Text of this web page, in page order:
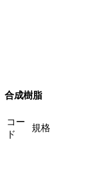
合成樹脂
コー
ド
規格